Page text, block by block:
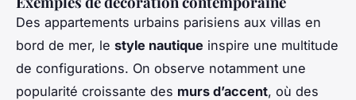
Des appartements urbains parisiens aux villas en
bord de mer, le style nautique inspire une multitude
de configurations. On observe notamment une
popularité croissante des murs d’accent, où des